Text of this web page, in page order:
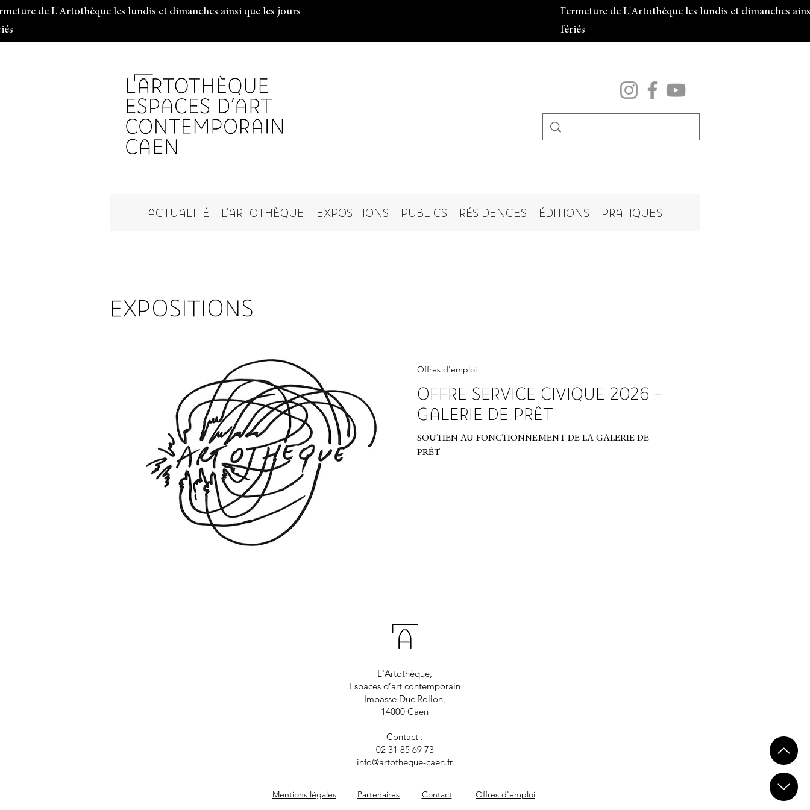
de L'Artothèque les lundis et dimanches ainsi que les jours
Fermeture de L'Artothèque les lundis et dimanches
fériés
ACTUALITÉ L'ARTOTHÈQUE EXPOSITIONS PUBLICS RÉSIDENCES ÉDITIONS PRATIQUES
EXPOSITIONS
OFFRE SERVICE CIVIQUE 2026 -
GALERIE DE PRÊT
SOUTIEN AU FONCTIONNEMENT DE LA GALERIE DE
PRÊT
Offres d'emploi
L'Artothèque,
Espaces d’art contemporain
Impasse Duc Rollon,
14000 Caen
Contact :
02 31 85 69 73
info@artotheque-caen.fr
Mentions légales Partenaires Contact Offres d'emploi